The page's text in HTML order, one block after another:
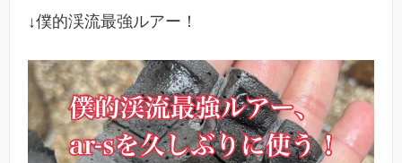
↓僕的渓流最強ルアー！